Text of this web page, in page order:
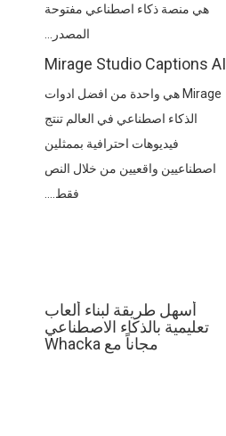
هي منصة ذكاء اصطناعي مفتوحة
المصدر...
Mirage Studio Captions AI
Mirage هي واحدة من افضل ادوات
الذكاء اصطناعي في العالم تنتج
فيديوهات احترافية بممثلين
اصطناعيين واقعيين من خلال النص
فقط....
أسهل طريقة لبناء ألعاب
تعليمية بالذكاء الاصطناعي
مجاناً مع Whacka